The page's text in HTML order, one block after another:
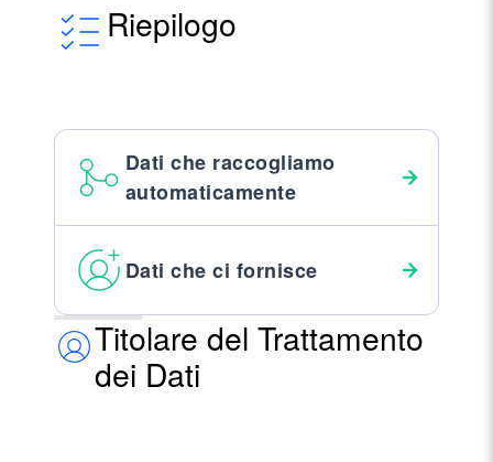
Riepilogo
Dati che raccogliamo
automaticamente
Dati che ci fornisce
Titolare del Trattamento
dei Dati